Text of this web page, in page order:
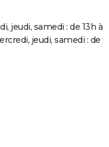
jeudi, samedi : de 13h à
jeudi, samedi : de